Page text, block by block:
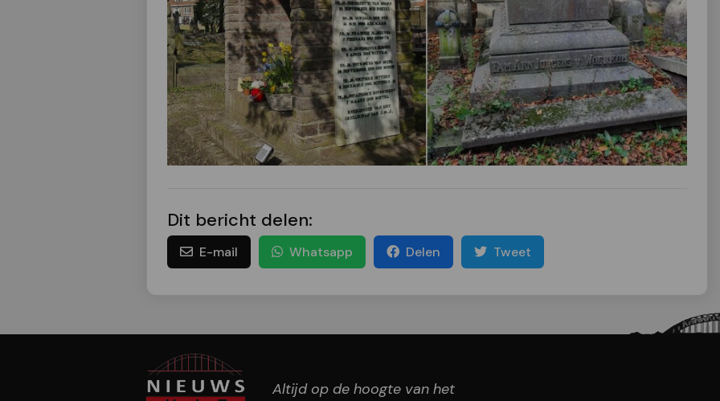
Dit bericht delen:
E-mail Whatsapp Delen Tweet
Altijd op de hoogte van het